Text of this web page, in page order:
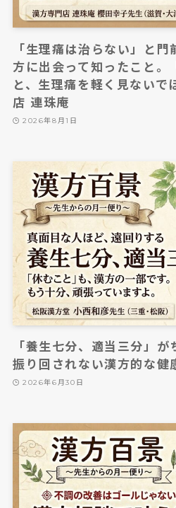
「生理痛は治らない」と
方に出会って知ったこと。
と、生理痛を軽く見ないで
店 連珠庵
2026年8月1日
「養生七分、適当三分」
振り回されない漢方的な健
2026年6月30日